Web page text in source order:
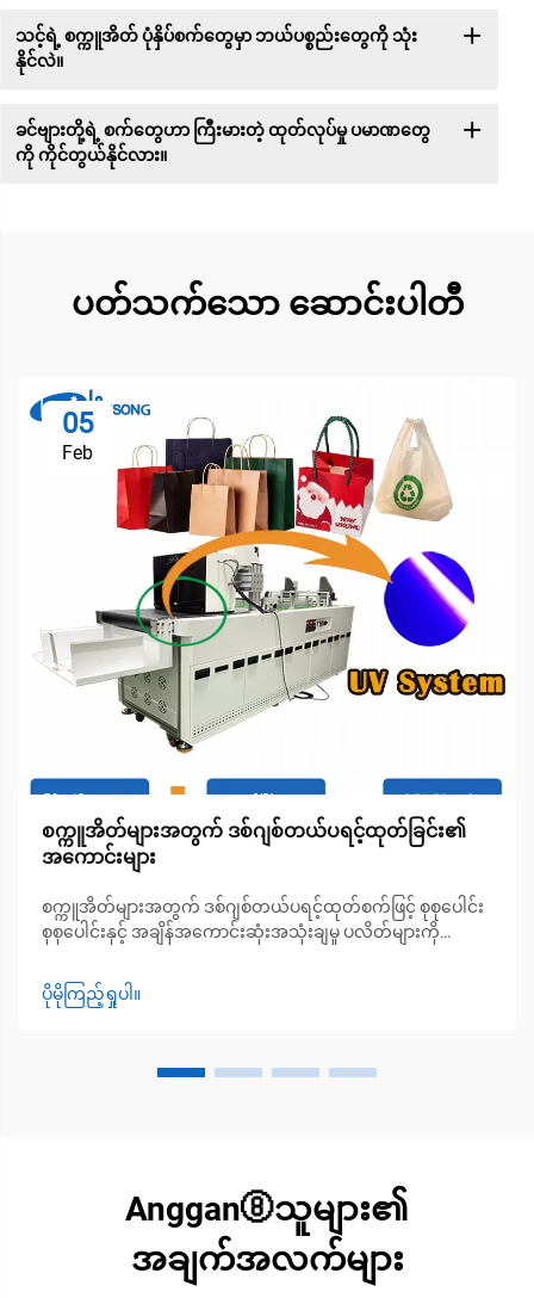
သင့်ရဲ့ စက္ကူအိတ် ပုံနှိပ်စက်တွေမှာ ဘယ်ပစ္စည်းတွေကို သုံး
နိုင်လဲ။
ခင်ဗျားတို့ရဲ့ စက်တွေဟာ ကြီးမားတဲ့ ထုတ်လုပ်မှု ပမာဏတွေ
ကို ကိုင်တွယ်နိုင်လား။
ပတ်သက်သော ဆောင်းပါတီ
05
Feb
စက္ကူအိတ်များအတွက် ဒစ်ဂျစ်တယ်ပရင့်ထုတ်ခြင်း၏
အကောင်းများ
စက္ကူအိတ်များအတွက် ဒစ်ဂျစ်တယ်ပရင့်ထုတ်စက်ဖြင့် စုစုပေါင်း
စုစုပေါင်းနှင့် အချိန်အကောင်းဆုံးအသုံးချမှု ပလိတ်များကို
လျှော့ချခြင်းဖြင့် အတိုတောင်းအမှာစာများအတွက် အမြတ်ထွက်
သော ထုတ်လုပ်မှုကို ဖန်တီးပေးခြင်း ဒစ်ဂျစ်တယ်ပရင့်ထုတ်ခြင်း
ပိုမိုကြည့်ရှုပါ။
Anggan⑧သူများ၏
အချက်အလက်များ